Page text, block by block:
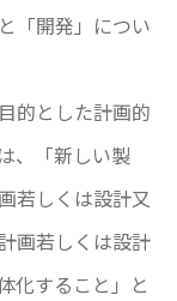
「開発」につい
的とした計画的
、「新しい製
若しくは設計又
画若しくは設計
化すること」と